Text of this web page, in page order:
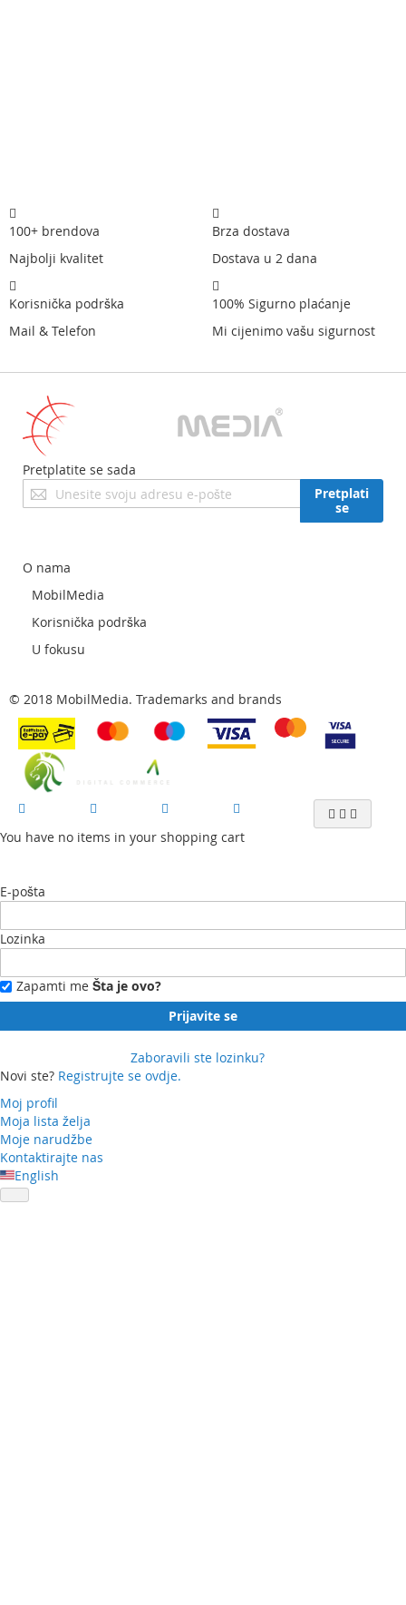
100+ brendova
Najbolji kvalitet
Brza dostava
Dostava u 2 dana
Korisnička podrška
Mail & Telefon
100% Sigurno plaćanje
Mi cijenimo vašu sigurnost
Pretplatite se sada
Prijavite
se
newsletter:
Pretplati
se
O nama
MobilMedia
Korisnička podrška
U fokusu
© 2018 MobilMedia. Trademarks and brands
You have no items in your shopping cart
E-pošta
Lozinka
Zapamti me Šta je ovo?
Prijavite se
Zaboravili ste lozinku?
Novi ste? Registrujte se ovdje.
Moj profil
Moja lista želja
Moje narudžbe
Kontaktirajte nas
English